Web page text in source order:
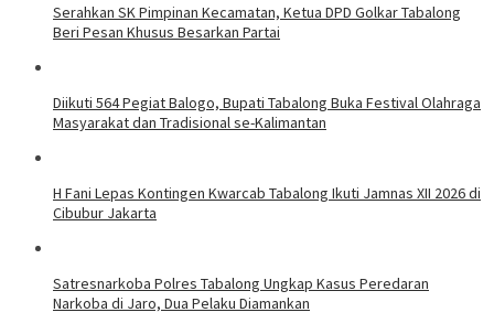
Serahkan SK Pimpinan Kecamatan, Ketua DPD Golkar Tabalong
Beri Pesan Khusus Besarkan Partai
Diikuti 564 Pegiat Balogo, Bupati Tabalong Buka Festival Olahraga
Masyarakat dan Tradisional se-Kalimantan
H Fani Lepas Kontingen Kwarcab Tabalong Ikuti Jamnas XII 2026 di
Cibubur Jakarta
Satresnarkoba Polres Tabalong Ungkap Kasus Peredaran
Narkoba di Jaro, Dua Pelaku Diamankan